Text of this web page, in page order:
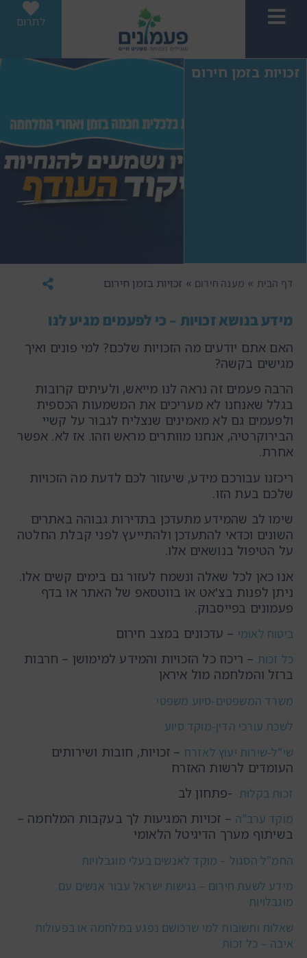
לתרום
זכויות בזמן חירום
דף הבית » מענה חירום » זכויות בזמן חירום
מידע בנושא זכויות – כי לפעמים מגיע לנו
האם אתם יודעים מה הזכויות שלכם? למי פונים ואיך
מגישים בקשה?
הרבה פעמים זה נראה לנו מייאש, ולעיתים קרובות
בגלל שאנחנו לא מעריכים את המשמעות הכספית
ולפעמים גם לא מאמינים שנצליח לגבור על קשיי
הבירוקרטיה, אנחנו מוותרים מראש וזהו. אז לא. אפשר
אחרת.
ריכזנו עבורכם מידע, שיעזור לכם לדעת מה הזכויות
שלכם בעת הזו.
שימו לב שהמידע מתעדכן בתדירות גבוהה באתרים
השונים וכדאי להתעדכן ולהתייעץ לפני קבלת החלטה
על הטיפול בנושאים אלו.
אנו כאן לכל שאלה ונשמח לעזור גם בימים קשים אלו.
ניתן לפנות בצ'אט או בווטסאפ של האתר או בדף
פעמונים בפייסבוק.
ביטוח לאומי – עדכונים במצב חירום
כל זכות – ריכוז כל הזכויות והמידע למימושן – חרבות
ברזל והמלחמה מול איראן
משרד המשפטים-סיוע משפטי
לשכת עורכי הדין-מוקד סיוע
שי"ל-שירות יעוץ לאזרח – זכויות, חובות ושירותים
העומדים לרשות האזרח
זכות בקלות -פתחון לב
מוקד ערב"ה – זכויות המגיעות לך בעקבות המלחמה –
בשיתוף מערך הדיגיטל הלאומי
החמ"ל הסגול – מוקד לאנשים בעלי מוגבלויות
מידע לשעת חירום – נגישות ישראל עבור אנשים עם
מוגבלויות
שאלות ותשובות למי שרכושם נפגע במלחמה או בפעולות
איבה – כל זכות